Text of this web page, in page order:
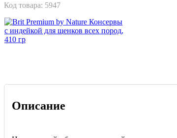
Код товара: 5947
Описание